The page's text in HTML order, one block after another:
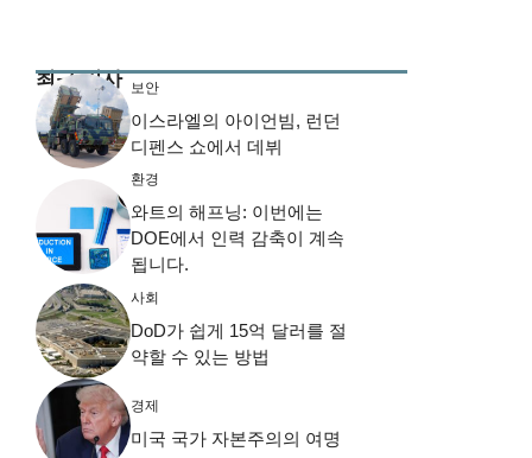
최근 기사 보안
이스라엘의 아이언빔, 런던
디펜스 쇼에서 데뷔
환경
와트의 해프닝: 이번에는
DOE에서 인력 감축이 계속
됩니다.
사회
DoD가 쉽게 15억 달러를 절
약할 수 있는 방법
경제
미국 국가 자본주의의 여명